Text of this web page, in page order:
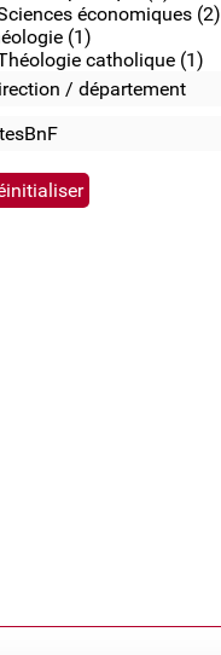
économiques (2)
(1)
catholique (1)
/ département